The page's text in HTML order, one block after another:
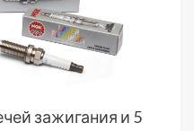
зажигания и 5